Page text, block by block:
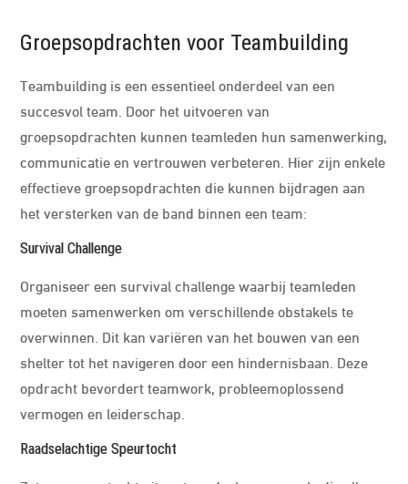
Groepsopdrachten voor Teambuilding
Teambuilding is een essentieel onderdeel van een
succesvol team. Door het uitvoeren van
groepsopdrachten kunnen teamleden hun samenwerking,
communicatie en vertrouwen verbeteren. Hier zijn enkele
effectieve groepsopdrachten die kunnen bijdragen aan
het versterken van de band binnen een team:
Survival Challenge
Organiseer een survival challenge waarbij teamleden
moeten samenwerken om verschillende obstakels te
overwinnen. Dit kan variëren van het bouwen van een
shelter tot het navigeren door een hindernisbaan. Deze
opdracht bevordert teamwork, probleemoplossend
vermogen en leiderschap.
Raadselachtige Speurtocht